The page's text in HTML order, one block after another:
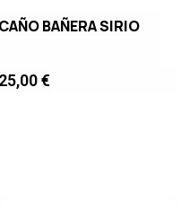
CAÑO BAÑERA SIRIO
25,00€